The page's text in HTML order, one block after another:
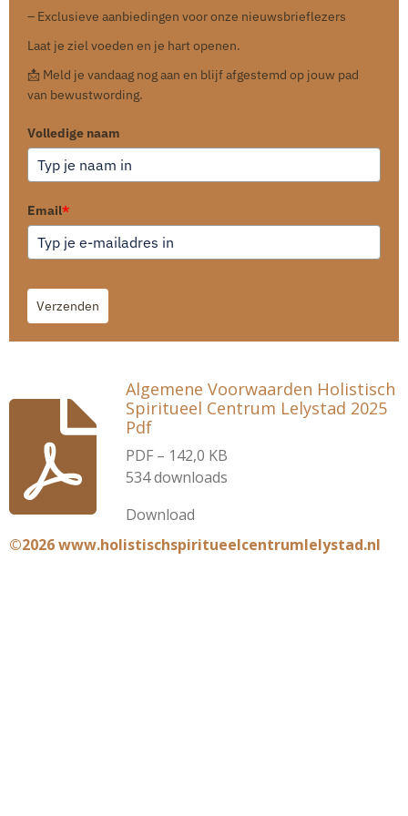
– Exclusieve aanbiedingen voor onze nieuwsbrieflezers
Laat je ziel voeden en je hart openen.
📩 Meld je vandaag nog aan en blijf afgestemd op jouw pad
van bewustwording.
Volledige naam
Email*
Verzenden
Algemene Voorwaarden Holistisch
Spiritueel Centrum Lelystad 2025
Pdf
PDF – 142,0 KB
534 downloads
Download
©2026 www.holistischspiritueelcentrumlelystad.nl